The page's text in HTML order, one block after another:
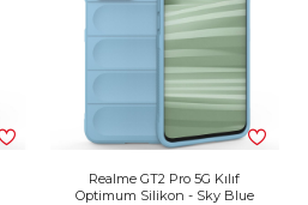
Realme GT2 Pro 5G Kılıf
Optimum Silikon - Sky Blue